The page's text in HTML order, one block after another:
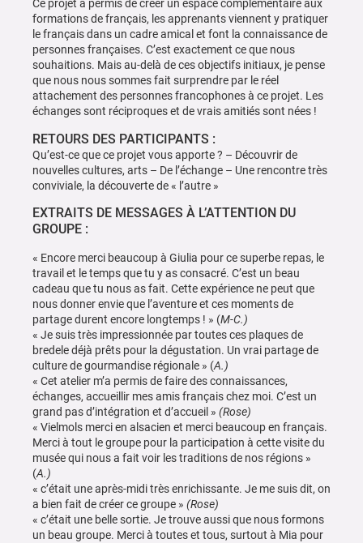
Ce projet a permis de créer un espace complémentaire aux
formations de français, les apprenants viennent y pratiquer
le français dans un cadre amical et font la connaissance de
personnes françaises. C’est exactement ce que nous
souhaitions. Mais au-delà de ces objectifs initiaux, je pense
que nous nous sommes fait surprendre par le réel
attachement des personnes francophones à ce projet. Les
échanges sont réciproques et de vrais amitiés sont nées !
RETOURS DES PARTICIPANTS :
Qu’est-ce que ce projet vous apporte ? – Découvrir de
nouvelles cultures, arts – De l’échange – Une rencontre très
conviviale, la découverte de « l’autre »
EXTRAITS DE MESSAGES À L’ATTENTION DU
GROUPE :
« Encore merci beaucoup à Giulia pour ce superbe repas, le
travail et le temps que tu y as consacré. C’est un beau
cadeau que tu nous as fait. Cette expérience ne peut que
nous donner envie que l’aventure et ces moments de
partage durent encore longtemps ! » (M-C.)
« Je suis très impressionnée par toutes ces plaques de
bredele déjà prêts pour la dégustation. Un vrai partage de
culture de gourmandise régionale » (A.)
« Cet atelier m’a permis de faire des connaissances,
échanges, accueillir mes amis français chez moi. C’est un
grand pas d’intégration et d’accueil » (Rose)
« Vielmols merci en alsacien et merci beaucoup en français.
Merci à tout le groupe pour la participation à cette visite du
musée qui nous a fait voir les traditions de nos régions »
(A.)
« c’était une après-midi très enrichissante. Je me suis dit, on
a bien fait de créer ce groupe » (Rose)
« c’était une belle sortie. Je trouve aussi que nous formons
un beau groupe. Merci à toutes et tous, surtout à Mia pour